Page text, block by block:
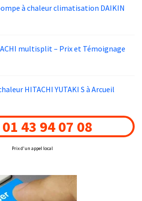
à chaleur climatisation DAIKIN
multisplit – Prix et Témoignage
HITACHI YUTAKI S à Arcueil
43 94 07 08
Prix d'un appel local